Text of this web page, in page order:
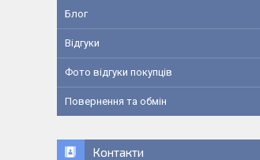
Блог
Відгуки
Фото відгуки покупців
Повернення та обмін
Контакти